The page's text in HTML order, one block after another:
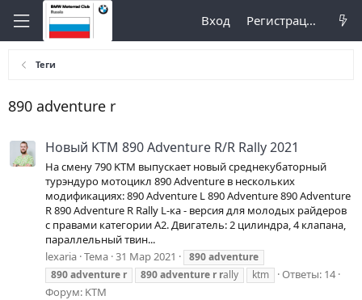
Вход Регистрация
Теги
890 adventure r
Новый KTM 890 Adventure R/R Rally 2021
На смену 790 KTM выпускает новый среднекубаторный
турэндуро мотоцикл 890 Adventure в нескольких
модификациях: 890 Adventure L 890 Adventure 890 Adventure
R 890 Adventure R Rally L-ка - версия для молодых райдеров
с правами категории A2. Двигатель: 2 цилиндра, 4 клапана,
параллельный твин...
lexaria Тема 31 Мар 2021 890adventure
890adventure r 890adventure r rally ktm
Ответы: 14
Форум: KTM